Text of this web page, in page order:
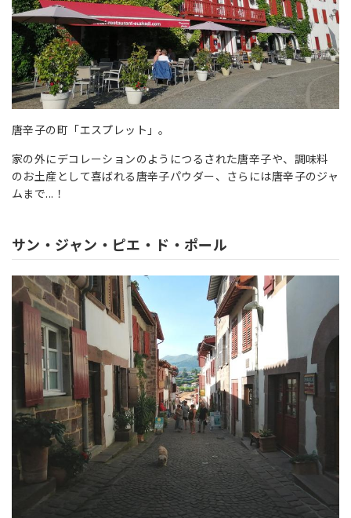
唐辛子の町「エスプレット」。
家の外にデコレーションのようにつるされた唐辛子や、調味料
のお土産として喜ばれる唐辛子パウダー、さらには唐辛子のジャ
ムまで...！
サン・ジャン・ピエ・ド・ポール